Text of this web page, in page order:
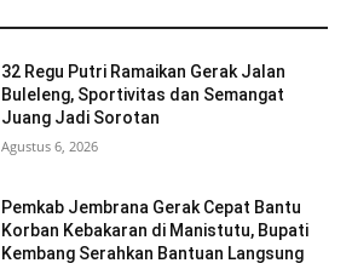
32 Regu Putri Ramaikan Gerak Jalan
Buleleng, Sportivitas dan Semangat
Juang Jadi Sorotan
Agustus 6, 2026
Pemkab Jembrana Gerak Cepat Bantu
Korban Kebakaran di Manistutu, Bupati
Kembang Serahkan Bantuan Langsung